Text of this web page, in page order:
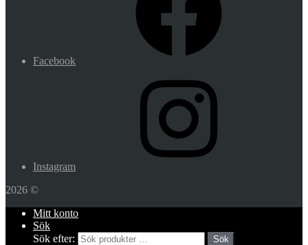
Facebook
Instagram
2026 ©
Mitt konto
Sök
Sök efter:
Sök